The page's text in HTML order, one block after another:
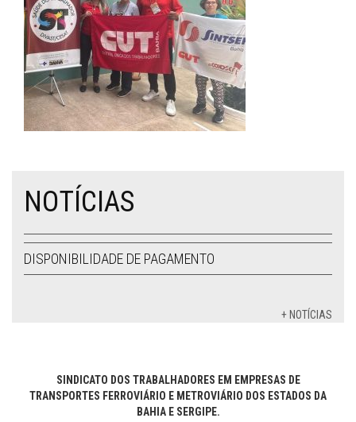
NOTÍCIAS
DISPONIBILIDADE DE PAGAMENTO
+ NOTÍCIAS
SINDICATO DOS TRABALHADORES EM EMPRESAS DE
TRANSPORTES FERROVIÁRIO E METROVIÁRIO DOS ESTADOS DA
BAHIA E SERGIPE.